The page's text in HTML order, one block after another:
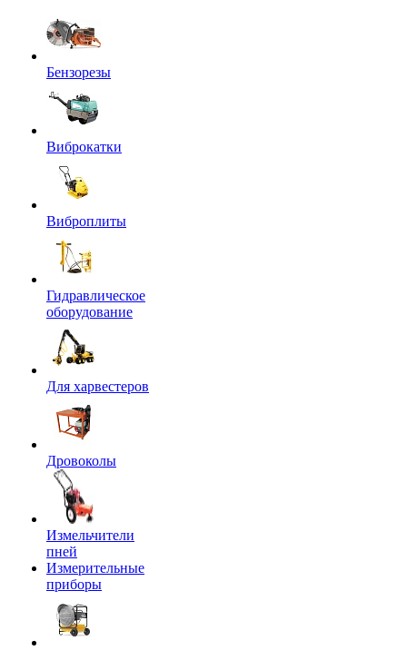
Бензорезы
Виброкатки
Виброплиты
Гидравлическое
оборудование
Для харвестеров
Дровоколы
Измельчители
пней
Измерительные
приборы